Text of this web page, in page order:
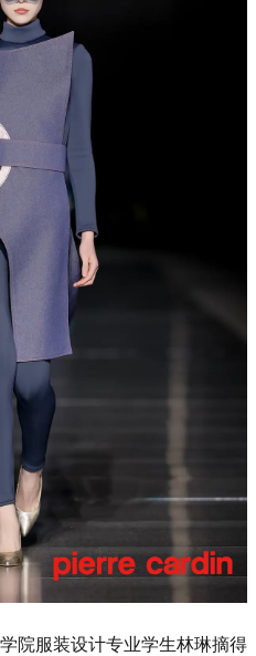
院服装设计专业学生林琳摘得